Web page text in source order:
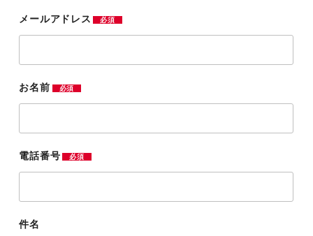
メールアドレス 必須
お名前 必須
電話番号 必須
件名